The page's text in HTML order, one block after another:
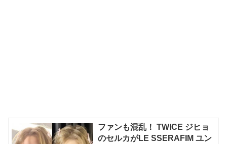
ファンも混乱！ TWICE ジヒョ
のセルカがLE SSERAFIM ユン